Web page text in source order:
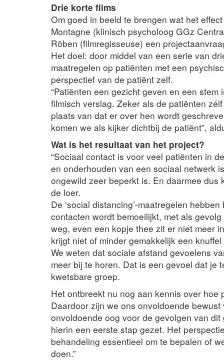
Drie korte films
Om goed in beeld te brengen wat het
Montagne (klinisch psycholoog GGz
Röben (filmregisseuse) een
Het doel: door middel van een serie van
maatregelen op patiënten met een
perspectief van de patiënt zelf.
“Patiënten een gezicht geven en een
filmisch verslag. Zeker als de patiënten
plaats van dat er over hen wordt
komen we als kijker dichtbij de patiënt”,
Wat is het resultaat van het project?
“Sociaal contact is voor veel patiënten in
en onderhouden van een sociaal netwerk
ongewild zeer beperkt is. En daarmee
de loer.
De ‘social distancing’-maatregelen
contacten wordt bemoeilijkt, met als
weg, even een kopje thee zit er niet meer
krijgt niet of minder gemakkelijk een
We weten dat sociale afstand gevoelens
meer bij te horen. Dat is een gevoel dat je
kwetsbare groep.
Het ontbreekt nu nog aan kennis over hoe
Daardoor zijn we ons onvoldoende
onvoldoende oog voor de gevolgen van
hierin een eerste stap gezet. Het
behandeling essentieel om te bepalen of
doen.”